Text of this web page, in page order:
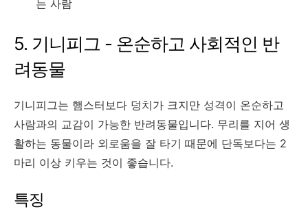
는 사람
5. 기니피그 - 온순하고 사회적인 반
려동물
기니피그는 햄스터보다 덩치가 크지만 성격이 온순하고
사람과의 교감이 가능한 반려동물입니다. 무리를 지어 생
활하는 동물이라 외로움을 잘 타기 때문에 단독보다는 2
마리 이상 키우는 것이 좋습니다.
특징